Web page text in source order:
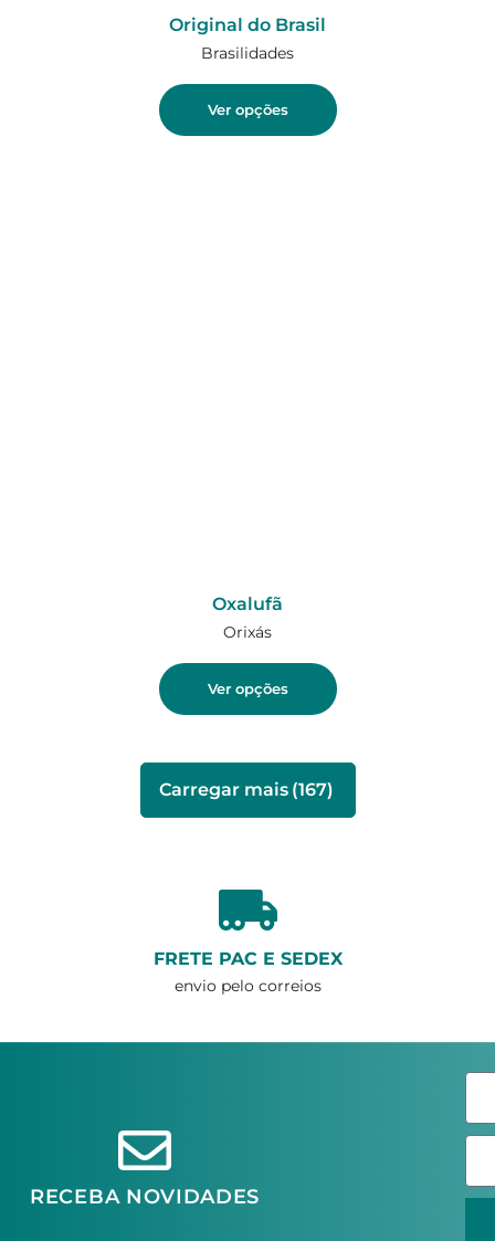
Original do Brasil
Brasilidades
Ver opções
Oxalufã
Orixás
Ver opções
Carregar mais (167)
FRETE PAC E SEDEX
envio pelo correios
RECEBA NOVIDADES